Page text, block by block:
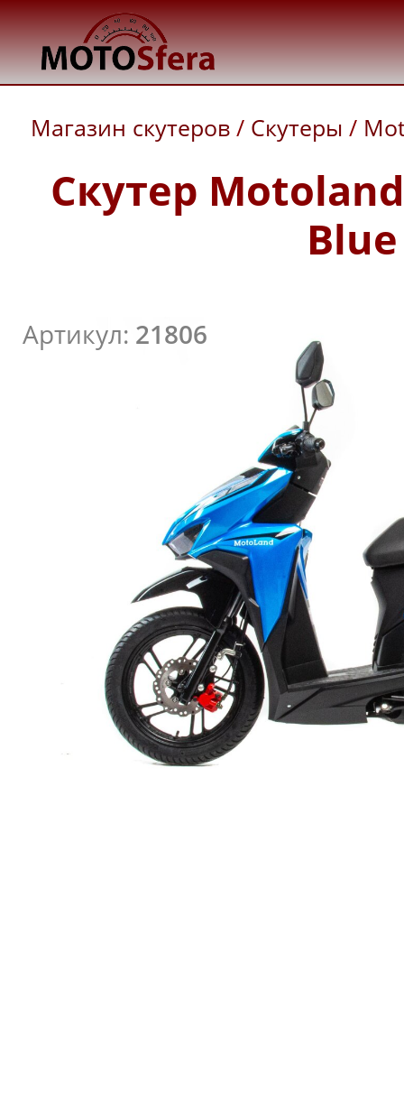
Магазин скутеров / Скутеры /
Скутер Motoland
Артикул: 21806